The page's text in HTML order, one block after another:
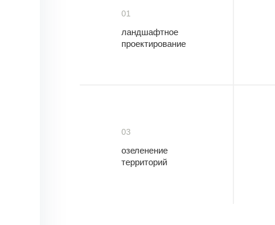
01
ландшафтное
проектирование
03
озеленение
территорий